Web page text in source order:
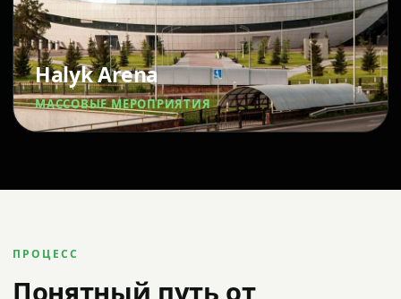
Halyk Arena
МАССОВЫЕ МЕРОПРИЯТИЯ
ПРОЦЕСС
Понятный путь от